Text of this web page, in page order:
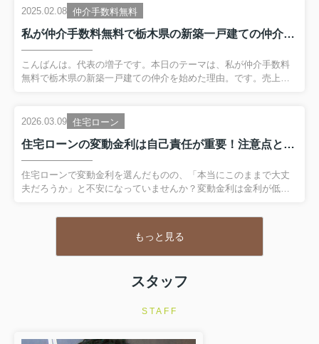
部に位置し県庁所在地でもある宇都宮市ですが、コロナ禍による
リモート需要の増大に伴い、年々注目度は増してきています。宇
都宮市は１９９６年に市制１００周年を迎えた歴史ある中核都市
であり、２００７年には隣接２町を合併し北関東初の５０万都市
となりました。2023年８月にはＬＲＴ（次世代路面電車）・宇都
宮ライトレールが開業し、街としてさらなる発展が見...
2025.02.08 仲介手数料無料
私が仲介手数料無料で栃木県の新築一戸建ての仲介を始めた理由。
こんばんは。代表の増子です。本日のテーマは、私が仲介手数料
無料で栃木県の新築一戸建ての仲介を始めた理由。です。売上が
不動産会社と差別化を図らなければ、生き残っていくのは難しく
なります。「仲介手数料無料」で新築住宅を購入することは、諸
費用を80万円から100万円以上節約できることになるため、購入す
る方にとっても、メリットは非常に大きいです。詳しい仕組みや
私たちのコンセプトについては別のページを作りましたので、下
記の画像をクリックしてご覧になってください。いかがでしたで
2026.03.09 住宅ローン
住宅ローンの変動金利は自己責任が重要！注意点と安全な返済計画も紹介
住宅ローンで変動金利を選んだものの、「本当にこのままで大丈
夫だろうか」と不安になっていませんか？変動金利は金利が低い
理解し、対策を取る「自己責任」が求められます。この記事で
響の考え方までをわかりやすく解説します。大切なマイホームの
資金計画に、今一度しっかり向き合いましょう。 【目次】・変動
ールとその影響・金利上昇が及ぼす家計への影響を予測する視
もっと見る
スタッフ
STAFF